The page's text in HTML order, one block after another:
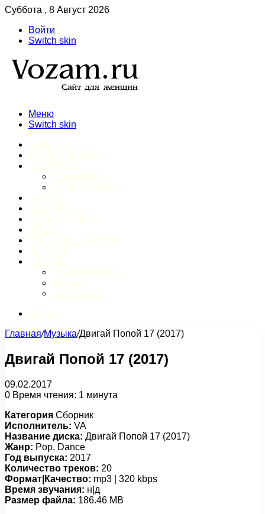
Суббота , 8 Август 2026
Войти
Switch skin
Меню
Switch skin
Главная/Музыка/Двигай Попой 17 (2017)
Двигай Попой 17 (2017)
09.02.2017
0 Время чтения: 1 минута
Категория Сборник
Исполнитель: VA
Название диска: Двигай Попой 17 (2017)
Жанр: Pop, Dance
Год выпуска: 2017
Количество треков: 20
Формат|Качество: mp3 | 320 kbps
Время звучания: н|д
Размер файла: 186.46 MB